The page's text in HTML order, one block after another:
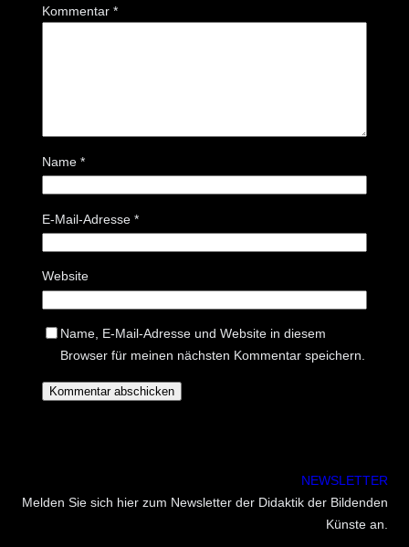
Kommentar *
Name *
E-Mail-Adresse *
Website
Name, E-Mail-Adresse und Website in diesem
Browser für meinen nächsten Kommentar speichern.
NEWSLETTER
Melden Sie sich hier zum Newsletter der Didaktik der Bildenden
Künste an.